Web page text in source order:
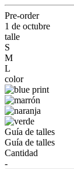
Pre-order
1 de octubre
talle
S
M
L
color
Guía de talles
Guía de talles
Cantidad
-